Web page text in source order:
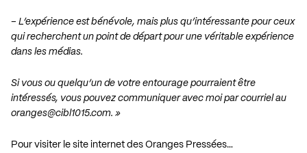
– L’expérience est bénévole, mais plus qu’intéressante pour ceux
qui recherchent un point de départ pour une véritable expérience
dans les médias.
Si vous ou quelqu’un de votre entourage pourraient être
intéressés, vous pouvez communiquer avec moi par courriel au
oranges@cibl1015.com. »
Pour visiter le site internet des Oranges Pressées…